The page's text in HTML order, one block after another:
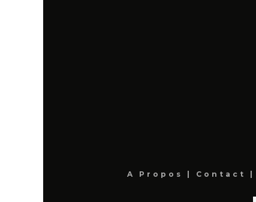
A Propos Contact